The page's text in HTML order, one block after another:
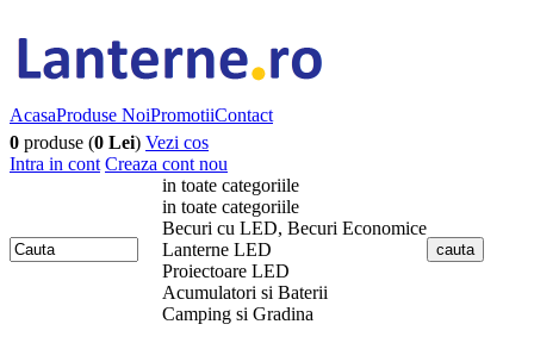
AcasaProduse NoiPromotiiContact
0 produse (0 Lei) Vezi cos
Intra in cont Creaza cont nou
in toate categoriile
in toate categoriile
Becuri cu LED, Becuri Economice
Lanterne LED
Proiectoare LED
Acumulatori si Baterii
Camping si Gradina